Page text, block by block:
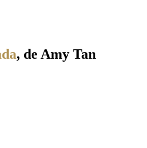
, de Amy Tan